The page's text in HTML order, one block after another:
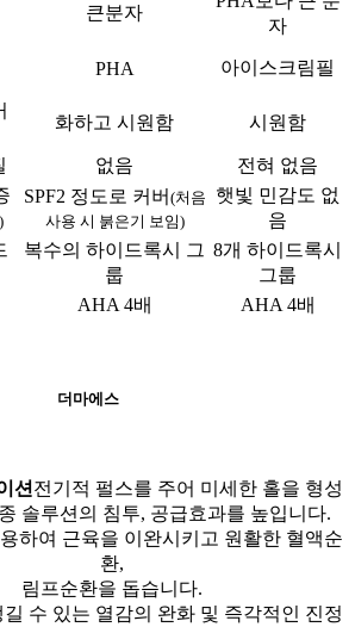
큰분자
자
PHA 아이스크림필
화하고 시원함 시원함
없음
전혀 없음
SPF2 정도로 커버 (처음
사용 시 붉은기 보임)
햇빛 민감도 없
음
복수의 하이드록시 그
룹
8개 하이드록시
그룹
AHA 4배 AHA 4배
더마에스
션 전기적 펄스를 주어 미세한 홀을 형성
솔루션의 침투, 공급효과를 높입니다.
하여 근육을 이완시키고 원활한 혈액순
환,
림프순환을 돕습니다.
수 있는 열감의 완화 및 즉각적인 진정